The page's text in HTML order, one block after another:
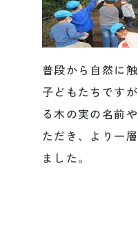
普段から自然に
子どもたちです
る木の実の名前
ただき、より一
ました。